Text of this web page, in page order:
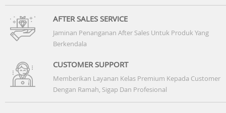
(6) Layar memiliki sudut melengkung. Jika diukur secara
diagonal sebagai persegi, layar iPad Air 11 inci memiliki
ukuran 10,86 inci. Area bidang layar berukuran lebih kecil.
(7) Aksesori dijual terpisah dan tergantung ketersediaan.
AFTER SALES SERVICE
Jaminan Penanganan After Sales Untuk Produk Yang
Berkendala
CUSTOMER SUPPORT
Memberikan Layanan Kelas Premium Kepada Customer
Dengan Ramah, Sigap Dan Profesional